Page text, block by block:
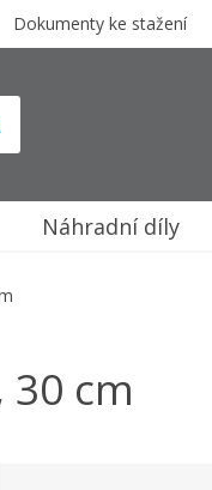
Dokumenty ke stažení
Náhradní díly
30 cm